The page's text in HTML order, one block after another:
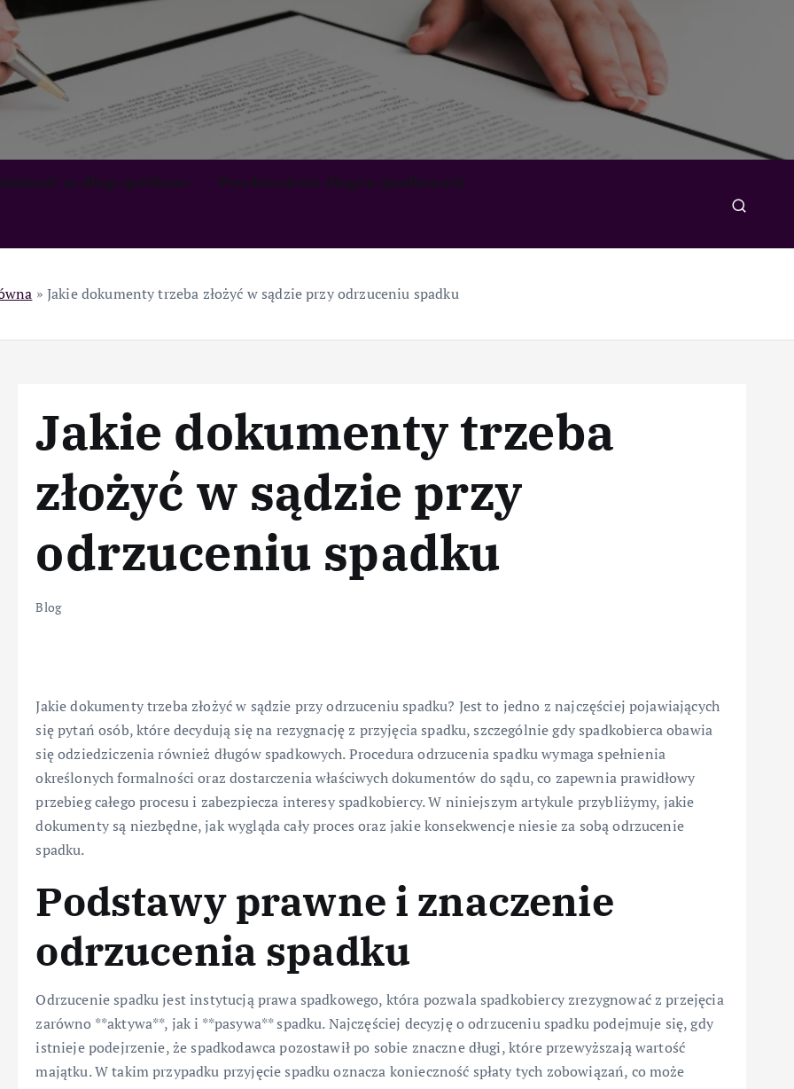
» Jakie dokumenty trzeba złożyć w sądzie przy odrzuceniu spadku
Jakie dokumenty trzeba
złożyć w sądzie przy
odrzuceniu spadku
Blog
Jakie dokumenty trzeba złożyć w sądzie przy odrzuceniu spadku? Jest to jedno z najczęściej pojawiających
się pytań osób, które decydują się na rezygnację z przyjęcia spadku, szczególnie gdy spadkobierca obawia
się odziedziczenia również długów spadkowych. Procedura odrzucenia spadku wymaga spełnienia
określonych formalności oraz dostarczenia właściwych dokumentów do sądu, co zapewnia prawidłowy
przebieg całego procesu i zabezpiecza interesy spadkobiercy. W niniejszym artykule przybliżymy, jakie
dokumenty są niezbędne, jak wygląda cały proces oraz jakie konsekwencje niesie za sobą odrzucenie
spadku.
Podstawy prawne i znaczenie
odrzucenia spadku
Odrzucenie spadku jest instytucją prawa spadkowego, która pozwala spadkobiercy zrezygnować z przejęcia
zarówno **aktywa**, jak i **pasywa** spadku. Najczęściej decyzję o odrzuceniu spadku podejmuje się, gdy
istnieje podejrzenie, że spadkodawca pozostawił po sobie znaczne długi, które przewyższają wartość
majątku. W takim przypadku przyjęcie spadku oznacza konieczność spłaty tych zobowiązań, co może